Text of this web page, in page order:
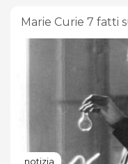
Marie Curie 7 fatti
notizia